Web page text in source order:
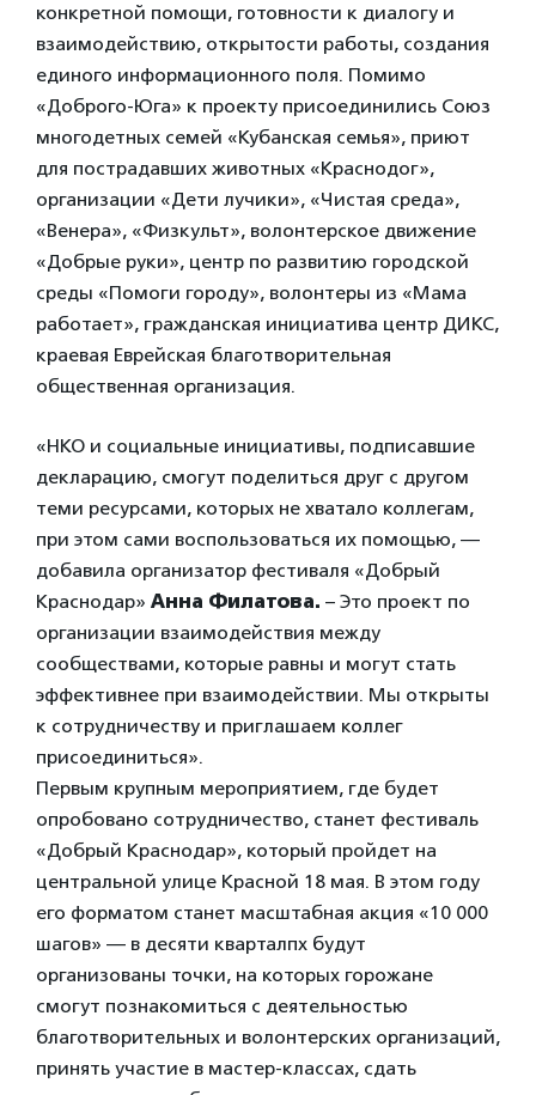
конкретной помощи, готовности к диалогу и
взаимодействию, открытости работы, создания
единого информационного поля. Помимо
«Доброго-Юга» к проекту присоединились Союз
многодетных семей «Кубанская семья», приют
для пострадавших животных «Краснодог»,
организации «Дети лучики», «Чистая среда»,
«Венера», «Физкульт», волонтерское движение
«Добрые руки», центр по развитию городской
среды «Помоги городу», волонтеры из «Мама
работает», гражданская инициатива центр ДИКС,
краевая Еврейская благотворительная
общественная организация.
«НКО и социальные инициативы, подписавшие
декларацию, смогут поделиться друг с другом
теми ресурсами, которых не хватало коллегам,
при этом сами воспользоваться их помощью, —
добавила организатор фестиваля «Добрый
Краснодар» Анна Филатова. – Это проект по
организации взаимодействия между
сообществами, которые равны и могут стать
эффективнее при взаимодействии. Мы открыты
к сотрудничеству и приглашаем коллег
присоединиться».
Первым крупным мероприятием, где будет
опробовано сотрудничество, станет фестиваль
«Добрый Краснодар», который пройдет на
центральной улице Красной 18 мая. В этом году
его форматом станет масштабная акция «10 000
шагов» — в десяти кварталпх будут
организованы точки, на которых горожане
смогут познакомиться с деятельностью
благотворительных и волонтерских организаций,
принять участие в мастер-классах, сдать